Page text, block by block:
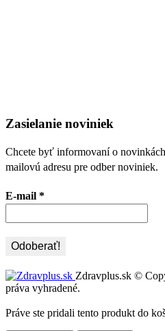
Zasielanie noviniek
Chcete byť informovaní o
mailovú adresu pre odber noviniek.
E-mail *
Zdravplus.sk ©
práva vyhradené.
Práve ste pridali tento produkt do